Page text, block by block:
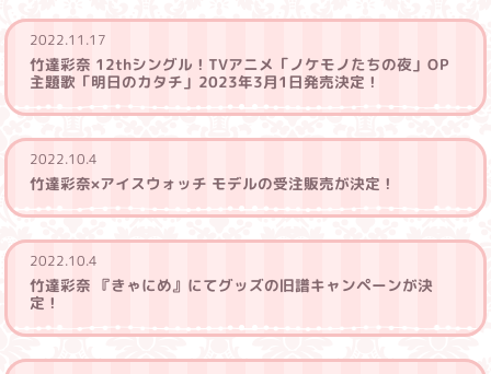
2022.11.17
竹達彩奈 12thシングル！TVアニメ「ノケモノたちの夜」OP
主題歌「明日のカタチ」2023年3月1日発売決定！
2022.10.4
竹達彩奈×アイスウォッチ モデルの受注販売が決定！
2022.10.4
竹達彩奈 『きゃにめ』にてグッズの旧譜キャンペーンが決
定！